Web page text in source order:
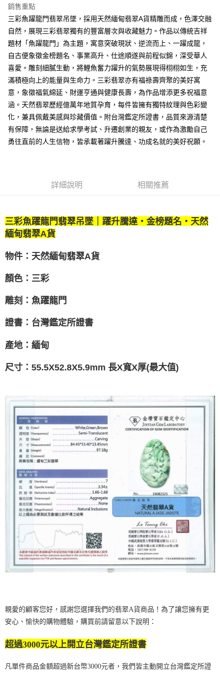
台灣-本島宅配-滿$1000免運費
每筆NT$65，滿NT$1,000(含以上)免運費
每筆NT$300
香港/澳門 查看運費
馬來西亞/新加坡/泰國 查看運費
銷售重點
三彩魚躍龍門翡翠吊墜，採用天然緬甸翡翠A貨精雕而成，色澤交融
自然，展現三彩翡翠獨有的豐富層次與收藏魅力。作品以傳統吉祥
題材「魚躍龍門」為主題，寓意突破現狀、逆流而上、一躍成龍，
自古便象徵金榜題名、事業高升、仕途順遂與前程似錦，深受華人
喜愛。雕刻細膩生動，將鯉魚奮力躍升的氣勢展現得栩栩如生，充
滿積極向上的能量與生命力。三彩翡翠亦有福祿壽齊聚的美好寓
意，象徵福氣綿延、財運亨通與健康長壽，為作品增添更多祝福意
涵。天然翡翠歷經億萬年地質孕育，每件皆擁有獨特紋理與色彩變
化，兼具佩戴美感與珍藏價值。附台灣鑑定所證書，品質來源清楚
有保障，無論是送給求學考試、升遷創業的親友，或作為激勵自己
勇往直前的人生信物，皆承載著躍升騰達、功成名就的美好祝願。
詳細說明 相關推薦
三彩魚躍龍門翡翠吊墜｜躍升騰達・金榜題名・天然
緬甸翡翠A貨
物件：天然緬甸翡翠A貨
顏色：三彩
雕刻：魚躍龍門
證書：台灣鑑定所證書
產地：緬甸
尺寸：55.5X52.8X5.9mm 長X寬X厚(最大值)
親愛的顧客您好，感謝您選擇我們的翡翠A貨商品！為了讓您擁有更
安心、愉快的購物體驗，購買前請留意以下說明：
超過3000元以上開立台灣鑑定所證書
凡單件商品金額超過新台幣3000元者，我們皆主動開立台灣鑑定所證